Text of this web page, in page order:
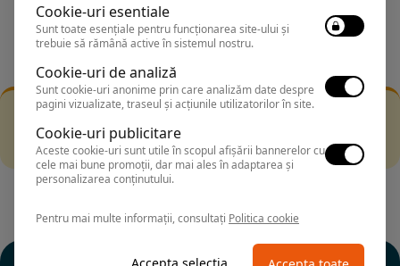
Filtrarea nu a returnat niciun rezultat
Incearca sa folosesti o cautarea mai generala sau alege
alte fitre.
Cookie-uri esentiale
Sunt toate esențiale pentru funcționarea site-ului și
trebuie să rămână active în sistemul nostru.
Cookie-uri de analiză
Sunt cookie-uri anonime prin care analizăm date despre
pagini vizualizate, traseul și acțiunile utilizatorilor în site.
Cookie-uri publicitare
Aceste cookie-uri sunt utile în scopul afișării bannerelor cu
cele mai bune promoții, dar mai ales în adaptarea și
personalizarea conținutului.
Pentru mai multe informații, consultați Politica cookie
Accepta selectia